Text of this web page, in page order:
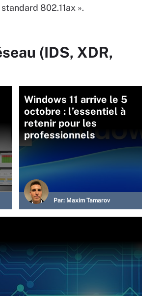
802.11ax ».
(IDS, XDR,
Windows 11 arrive le 5
octobre : l’essentiel à
retenir pour les
professionnels
Par: Maxim Tamarov